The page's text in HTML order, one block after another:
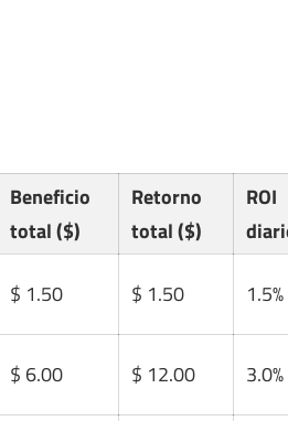
Beneficio
total ($)
Retorno
total ($)
ROI
$ 1.50 $ 1.50 1.5%
$ 6.00 $ 12.00 3.0%